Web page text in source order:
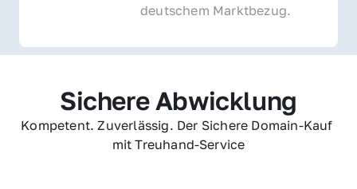
deutschem Marktbezug.
Sichere Abwicklung
Kompetent. Zuverlässig. Der Sichere Domain-Kauf
mit Treuhand-Service